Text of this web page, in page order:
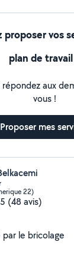
proposer vos
plan de
aux
vous !
Proposer mes
22)
(48 avis)
par le bricolage